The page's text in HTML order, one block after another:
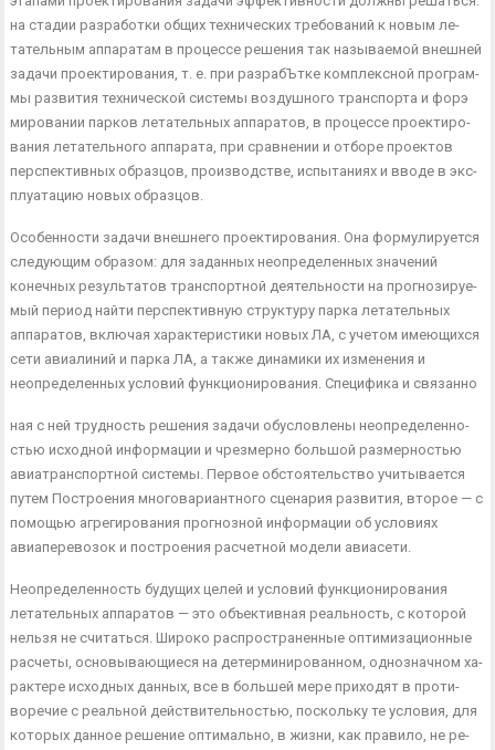
на стадии разработки общих технических требований к новым ле­
тательным аппаратам в процессе решения так называемой внешней
задачи проектирования, т. е. при разрабЪтке комплексной програм­
мы развития технической системы воздушного транспорта и форэ
мировании парков летательных аппаратов, в процессе проектиро­
вания летательного аппарата, при сравнении и отборе проектов
перспективных образцов, производстве, испытаниях и вводе в экс­
плуатацию новых образцов.
Особенности задачи внешнего проектирования. Она формулиру­ется
следующим образом: для заданных неопределенных значений
конечных результатов транспортной деятельности на прогнозируе­
мый период найти перспективную структуру парка летательных
аппаратов, включая характеристики новых ЛА, с учетом имеющих­ся
сети авиалиний и парка ЛА, а также динамики их изменения и
неопределенных условий функционирования. Специфика и связан­но
ная с ней трудность решения задачи обусловлены неопределенно­
стью исходной информации и чрезмерно большой размерностью
авиатранспортной системы. Первое обстоятельство учитывается
путем Построения многовариантного сценария развития, второе — с
помощью агрегирования прогнозной информации об условиях
авиаперевозок и построения расчетной модели авиасети.
Неопределенность будущих целей и условий функционирования
летательных аппаратов — это объективная реальность, с которой
нельзя не считаться. Широко распространенные оптимизационные
расчеты, основывающиеся на детерминированном, однозначном ха­
рактере исходных данных, все в большей мере приходят в проти­
воречие с реальной действительностью, поскольку те условия, для
которых данное решение оптимально, в жизни, как правило, не ре­